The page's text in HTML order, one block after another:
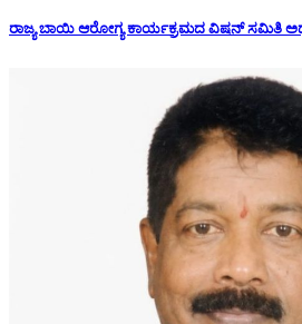
ರಾಜ್ಯ ಬಾಯಿ ಆರೋಗ್ಯ ಕಾರ್ಯಕ್ರಮದ ವಿಷನ್ ಸಮಿತಿ